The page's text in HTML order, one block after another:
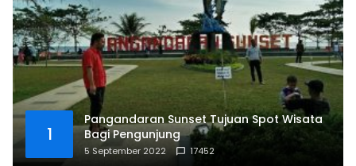
1
Pangandaran Sunset Tujuan Spot Wisata
Bagi Pengunjung
5 September 2022 17452